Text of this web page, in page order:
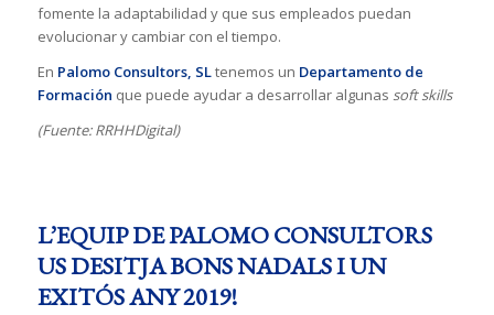
fomente la adaptabilidad y que sus empleados puedan
evolucionar y cambiar con el tiempo.
En Palomo Consultors, SLtenemos un Departamento de
Formación que puede ayudar a desarrollar algunas soft skills
(Fuente: RRHHDigital)
L’EQUIP DE PALOMO CONSULTORS
US DESITJA BONS NADALS I UN
EXITÓS ANY 2019!